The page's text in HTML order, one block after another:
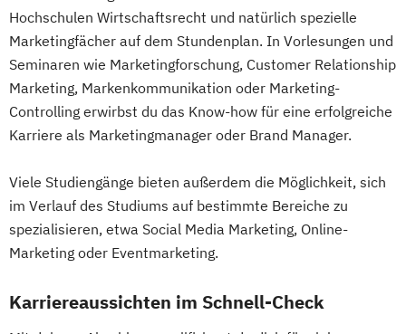
Hochschulen Wirtschaftsrecht und natürlich spezielle
Marketingfächer auf dem Stundenplan. In Vorlesungen und
Seminaren wie Marketingforschung, Customer Relationship
Marketing, Markenkommunikation oder Marketing-
Controlling erwirbst du das Know-how für eine erfolgreiche
Karriere als Marketingmanager oder Brand Manager.
Viele Studiengänge bieten außerdem die Möglichkeit, sich
im Verlauf des Studiums auf bestimmte Bereiche zu
spezialisieren, etwa Social Media Marketing, Online-
Marketing oder Eventmarketing.
Karriereaussichten im Schnell-Check